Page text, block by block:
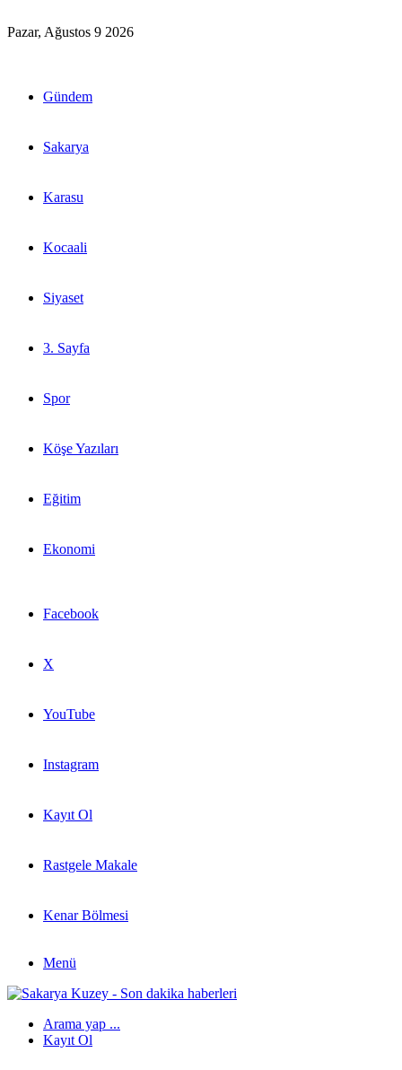
Pazar, Ağustos 9 2026
Gündem
Sakarya
Karasu
Kocaali
Siyaset
3. Sayfa
Spor
Köşe Yazıları
Eğitim
Ekonomi
Facebook
X
YouTube
Instagram
Kayıt Ol
Rastgele Makale
Kenar Bölmesi
Menü
Arama yap ...
Kayıt Ol